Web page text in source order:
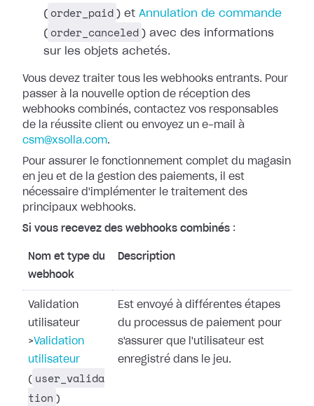
( order_paid ) et Annulation de commande
( order_canceled ) avec des informations
sur les objets achetés.
Vous devez traiter tous les webhooks entrants. Pour
passer à la nouvelle option de réception des
webhooks combinés, contactez vos responsables
de la réussite client ou envoyez un e-mail à
csm@xsolla.com.
Pour assurer le fonctionnement complet du magasin
en jeu et de la gestion des paiements, il est
nécessaire d'implémenter le traitement des
principaux webhooks.
Si vous recevez des webhooks combinés :
Nom et type du
webhook
Description
Validation
utilisateur
>Validation
utilisateur
( user_valida
tion )
Est envoyé à différentes étapes
du processus de paiement pour
s'assurer que l'utilisateur est
enregistré dans le jeu.